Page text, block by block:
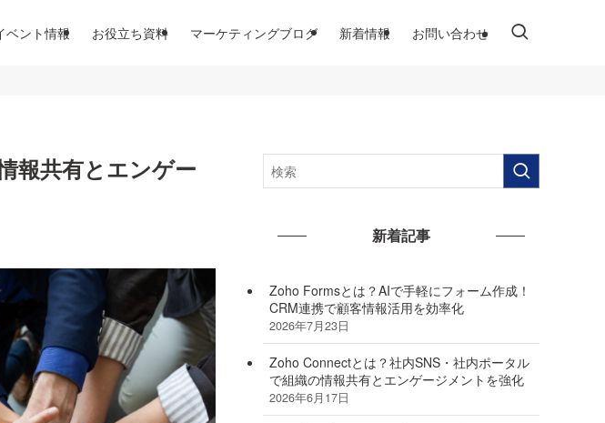
ベント情報 お役立ち資料 マーケティングブログ 新着情報 お問い合わせ
報共有とエンゲー
新着記事
Zoho Formsとは？AIで手軽にフォーム作成！
CRM連携で顧客情報活用を効率化
2026年7月23日
Zoho Connectとは？社内SNS・社内ポータル
で組織の情報共有とエンゲージメントを強化
2026年6月17日